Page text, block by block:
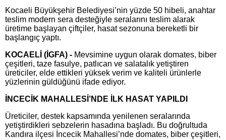
Kocaeli Büyükşehir Belediyesi’nin yüzde 50 hibeli, anahtar
teslim modern sera desteğiyle seralarını teslim alarak
üretime başlayan çiftçiler, hasat sezonuna bereketli bir
başlangıç yaptı.
KOCAELİ (İGFA) - Mevsimine uygun olarak domates, biber
çeşitleri, taze fasulye, patlıcan ve salatalık yetiştiren
üreticiler, elde ettikleri yüksek verim ve kaliteli ürünlerle
yüzlerinin güldüğünü ifade ediyor.
İNCECİK MAHALLESİ’NDE İLK HASAT YAPILDI
Üreticiler, destek kapsamında yenilenen seralarında
yetiştirdikleri sebzelerin hasadına başladı. Bu doğrultuda
Kandıra ilçesi İncecik Mahallesi’nde domates, biber çeşitleri,